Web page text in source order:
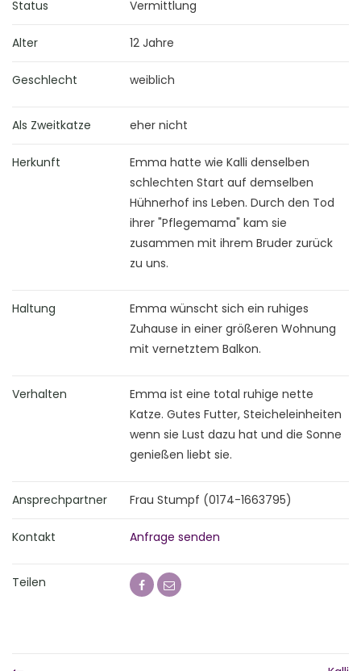
Status Vermittlung
Alter 12 Jahre
Geschlecht weiblich
Als Zweitkatze eher nicht
Herkunft
Emma hatte wie Kalli denselben
schlechten Start auf demselben
Hühnerhof ins Leben. Durch den Tod
ihrer "Pflegemama" kam sie
zusammen mit ihrem Bruder zurück
zu uns.
Haltung
Emma wünscht sich ein ruhiges
Zuhause in einer größeren Wohnung
mit vernetztem Balkon.
Verhalten
Emma ist eine total ruhige nette
Katze. Gutes Futter, Steicheleinheiten
wenn sie Lust dazu hat und die Sonne
genießen liebt sie.
Ansprechpartner Frau Stumpf (0174-1663795)
Kontakt Anfrage senden
Teilen